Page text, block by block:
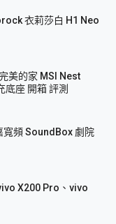
衣莉莎白 H1 Neo
美的家 MSI Nest
座 開箱 評測
寬頻 SoundBox 劇院
X200 Pro、vivo